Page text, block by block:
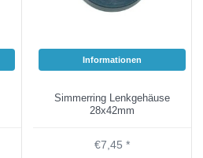
Informationen
Simmerring Lenkgehäuse
28x42mm
€7,45 *